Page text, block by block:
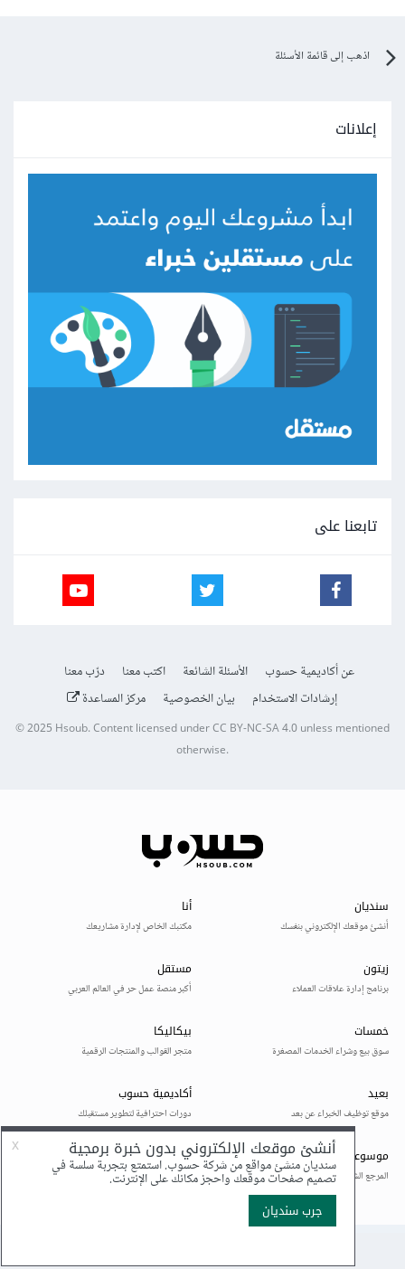
اذهب إلى قائمة الأسئلة
إعلانات
تابعنا على
عن أكاديمية حسوب الأسئلة الشائعة اكتب معنا
درّب معنا
إرشادات الاستخدام
بيان الخصوصية مركز المساعدة
© 2025Hsoub.Content licensed underCC BY-NC-SA 4.0unless mentioned
otherwise.